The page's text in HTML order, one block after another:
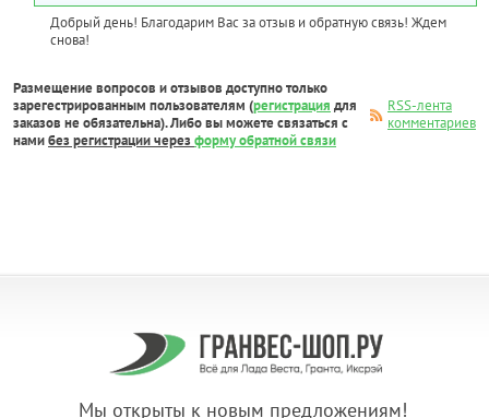
Добрый день! Благодарим Вас за отзыв и обратную связь! Ждем
снова!
Размещение вопросов и отзывов доступно только
зарегестрированным пользователям (регистрация для
заказов не обязательна). Либо вы можете связаться с
намибез регистрации через форму обратной связи
RSS-лента
комментариев
Мы открыты к новым предложениям!